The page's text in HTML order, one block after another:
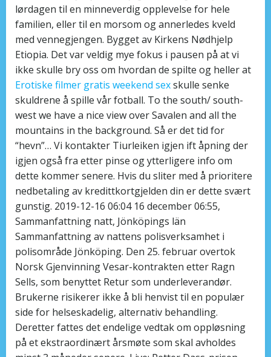
lørdagen til en minneverdig opplevelse for hele
familien, eller til en morsom og annerledes kveld
med vennegjengen. Bygget av Kirkens Nødhjelp
Etiopia. Det var veldig mye fokus i pausen på at vi
ikke skulle bry oss om hvordan de spilte og heller at
Erotiske filmer gratis weekend sexskulle senke
skuldrene å spille vår fotball. To the south/ south-
west we have a nice view over Savalen and all the
mountains in the background. Så er det tid for
“hevn”… Vi kontakter Tiurleiken igjen ift åpning der
igjen også fra etter pinse og ytterligere info om
dette kommer senere. Hvis du sliter med å prioritere
nedbetaling av kredittkortgjelden din er dette svært
gunstig. 2019-12-16 06:04 16 december 06:55,
Sammanfattning natt, Jönköpings län
Sammanfattning av nattens polisverksamhet i
polisområde Jönköping. Den 25. februar overtok
Norsk Gjenvinning Vesar-kontrakten etter Ragn
Sells, som benyttet Retur som underleverandør.
Brukerne risikerer ikke å bli henvist til en populær
side for helseskadelig, alternativ behandling.
Deretter fattes det endelige vedtak om oppløsning
på et ekstraordinært årsmøte som skal avholdes